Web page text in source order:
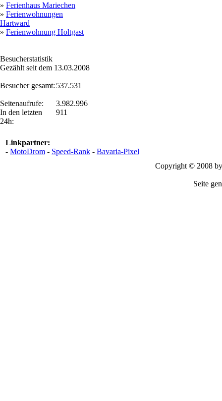
» Ferienhaus Mariechen
» Ferienwohnungen
Hartward
» Ferienwohnung Holtgast
Besucherstatistik
Gezählt seit dem 13.03.2008
Besucher gesamt:
Seitenaufrufe:
In den letzten
24h:
537.531
3.982.996
911
Linkpartner:
- MotoDrom - Speed-Rank - Bavaria-Pixel
Copyright © 2008
Seite